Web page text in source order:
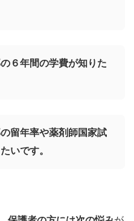
の ６年間の学費が知りた
の留年率や薬剤師国家試
いです。